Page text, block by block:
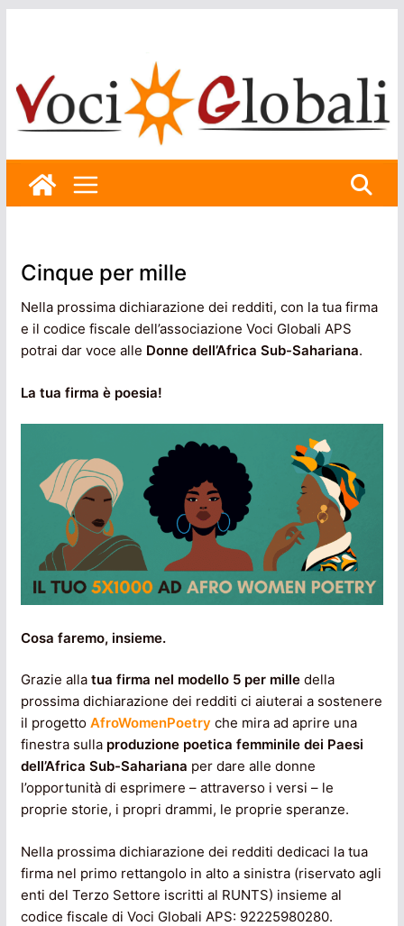
Cinque per mille
Nella prossima dichiarazione dei redditi, con la tua firma
e il codice fiscale dell’associazione Voci Globali APS
potrai dar voce alle Donne dell’Africa Sub-Sahariana.
La tua firma è poesia!
Cosa faremo, insieme.
Grazie alla tua firma nel modello 5 per milledella
prossima dichiarazione dei redditi ci aiuterai a sostenere
il progetto AfroWomenPoetry che mira ad aprire una
finestra sulla produzione poetica femminile dei Paesi
dell’Africa Sub-Sahariana per dare alle donne
l’opportunità di esprimere – attraverso i versi – le
proprie storie, i propri drammi, le proprie speranze.
Nella prossima dichiarazione dei redditi dedicaci la tua
firma nel primo rettangolo in alto a sinistra (riservato agli
enti del Terzo Settore iscritti al RUNTS) insieme al
codice fiscale di Voci Globali APS: 92225980280.